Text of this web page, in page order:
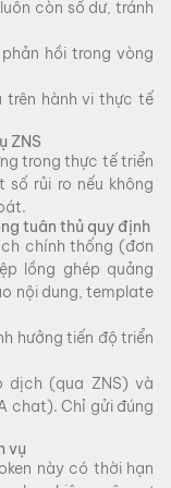
còn số dư, tránh
hồi trong vòng
trên hành vi thực tế
ZNS
trong thực tế triển
rủi ro nếu không
tuân thủ quy định
chính thống (đơn
lồng ghép quảng
nội dung, template
hưởng tiến độ triển
dịch (qua ZNS) và
chat). Chỉ gửi đúng
vụ
này có thời hạn